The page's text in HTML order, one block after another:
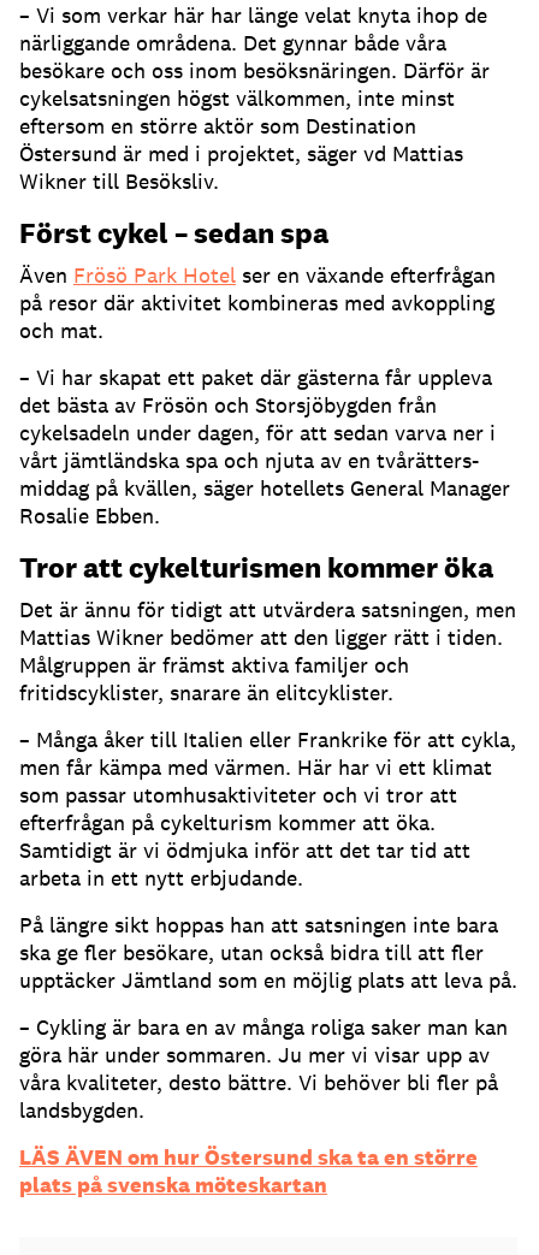
– Vi som verkar här har länge velat knyta ihop de
närliggande områdena. Det gynnar både våra
besökare och oss inom besöksnäringen. Därför är
cykelsatsningen högst välkommen, inte minst
eftersom en större aktör som Destination
Östersund är med i projektet, säger vd Mattias
Wikner till Besöksliv.
Först cykel – sedan spa
Även Frösö Park Hotel ser en växande efterfrågan
på resor där aktivitet kombineras med avkoppling
och mat.
– Vi har skapat ett paket där gästerna får uppleva
det bästa av Frösön och Storsjöbygden från
cykelsadeln under dagen, för att sedan varva ner i
vårt jämtländska spa och njuta av en tvårätters-
middag på kvällen, säger hotellets General Manager
Rosalie Ebben.
Tror att cykelturismen kommer öka
Det är ännu för tidigt att utvärdera satsningen, men
Mattias Wikner bedömer att den ligger rätt i tiden.
Målgruppen är främst aktiva familjer och
fritidscyklister, snarare än elitcyklister.
– Många åker till Italien eller Frankrike för att cykla,
men får kämpa med värmen. Här har vi ett klimat
som passar utomhusaktiviteter och vi tror att
efterfrågan på cykelturism kommer att öka.
Samtidigt är vi ödmjuka inför att det tar tid att
arbeta in ett nytt erbjudande.
På längre sikt hoppas han att satsningen inte bara
ska ge fler besökare, utan också bidra till att fler
upptäcker Jämtland som en möjlig plats att leva på.
– Cykling är bara en av många roliga saker man kan
göra här under sommaren. Ju mer vi visar upp av
våra kvaliteter, desto bättre. Vi behöver bli fler på
landsbygden.
LÄS ÄVEN om hur Östersund ska ta en större
plats på svenska möteskartan